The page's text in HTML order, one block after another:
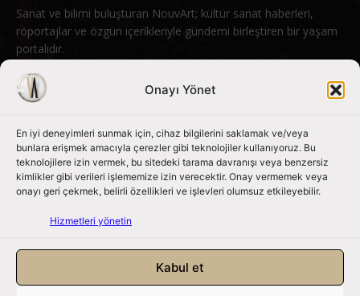
Onayı Yönet
En iyi deneyimleri sunmak için, cihaz bilgilerini saklamak ve/veya
bunlara erişmek amacıyla çerezler gibi teknolojiler kullanıyoruz. Bu
teknolojilere izin vermek, bu sitedeki tarama davranışı veya benzersiz
kimlikler gibi verileri işlememize izin verecektir. Onay vermemek veya
onayı geri çekmek, belirli özellikleri ve işlevleri olumsuz etkileyebilir.
Hizmetleri yönetin
Kabul et
Sanat ve bilimi buluşturan NouvArt; kültür sanat haberleri,
röportajlar ve özgün içerikleriyle gündemi birleştiren bir yaşam
portalıdır.
Bizimle iletişime geçin: info@nouvart.net
Bizi Takip Edin